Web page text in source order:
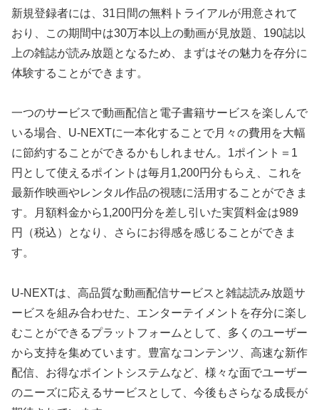
新規登録者には、31日間の無料トライアルが用意されて
おり、この期間中は30万本以上の動画が見放題、190誌以
上の雑誌が読み放題となるため、まずはその魅力を存分に
体験することができます。
一つのサービスで動画配信と電子書籍サービスを楽しんで
いる場合、U-NEXTに一本化することで月々の費用を大幅
に節約することができるかもしれません。1ポイント＝1
円として使えるポイントは毎月1,200円分もらえ、これを
最新作映画やレンタル作品の視聴に活用することができま
す。月額料金から1,200円分を差し引いた実質料金は989
円（税込）となり、さらにお得感を感じることができま
す。
U-NEXTは、高品質な動画配信サービスと雑誌読み放題サ
ービスを組み合わせた、エンターテイメントを存分に楽し
むことができるプラットフォームとして、多くのユーザー
から支持を集めています。豊富なコンテンツ、高速な新作
配信、お得なポイントシステムなど、様々な面でユーザー
のニーズに応えるサービスとして、今後もさらなる成長が